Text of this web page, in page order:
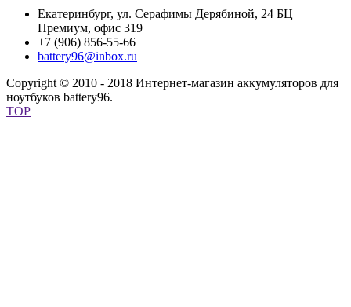
Екатеринбург, ул. Серафимы Дерябиной, 24 БЦ
Премиум, офис 319
+7 (906) 856-55-66
battery96@inbox.ru
Copyright © 2010 - 2018 Интернет-магазин аккумуляторов для
ноутбуков battery96.
TOP